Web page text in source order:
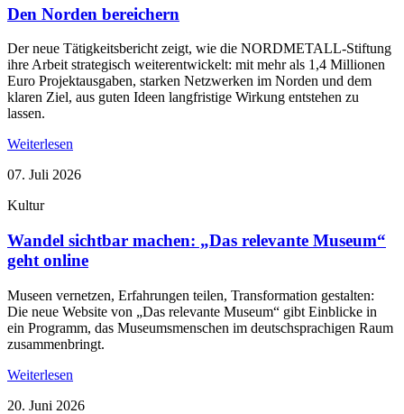
Den Norden bereichern
Der neue Tätigkeitsbericht zeigt, wie die NORDMETALL-Stiftung
ihre Arbeit strategisch weiterentwickelt: mit mehr als 1,4 Millionen
Euro Projektausgaben, starken Netzwerken im Norden und dem
klaren Ziel, aus guten Ideen langfristige Wirkung entstehen zu
lassen.
Weiterlesen
07. Juli 2026
Kultur
Wandel sichtbar machen: „Das relevante Museum“
geht online
Museen vernetzen, Erfahrungen teilen, Transformation gestalten:
Die neue Website von „Das relevante Museum“ gibt Einblicke in
ein Programm, das Museumsmenschen im deutschsprachigen Raum
zusammenbringt.
Weiterlesen
20. Juni 2026